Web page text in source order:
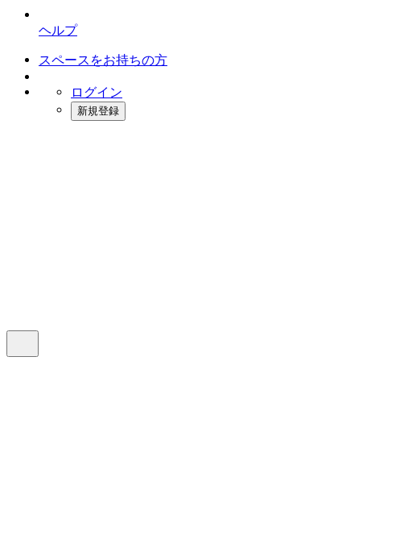
ヘルプ
スペースをお持ちの方
ログイン
新規登録